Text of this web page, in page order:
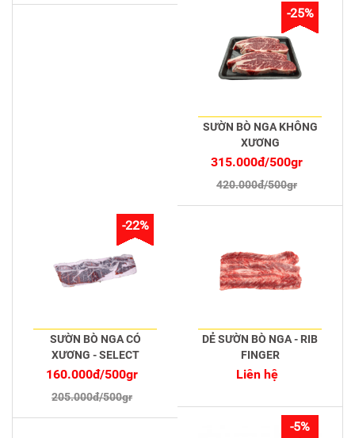
SƯỜN BÒ NGA KHÔNG
XƯƠNG
315.000đ/500gr
420.000đ/500gr
-25%
SƯỜN BÒ NGA CÓ
XƯƠNG - SELECT
160.000đ/500gr
205.000đ/500gr
-22%
DẺ SƯỜN BÒ NGA - RIB
FINGER
Liên hệ
-5%